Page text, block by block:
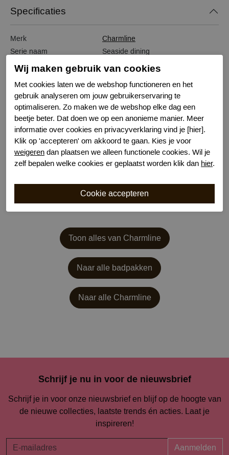
Specificaties
Merk
Charmline
Serie naam
Seaside dining
Leveranciercode
1153 643 443
Bestelcode
Kleur
Blauw
Materiaal
Lycra
Correctieniveau
medium
Wasvoorschrift
handwas
Nachtmode
Verstelbare bandjes
Kenmerk
Voorgevormd met beugel
Toon alles van Charmline
Naar alle badpakken
Naar alle Charmline
Schrijf je nu in voor de nieuwsbrief
Schrijf je in voor onze nieuwsbrief en blijf op de hoogte van
de nieuwe collecties, laatste trends én acties. Laat je
inspireren!
Aanmelden
Wij maken gebruik van cookies
Met cookies laten we de webshop functioneren en het
gebruik analyseren om jouw gebruikerservaring te
optimaliseren. Zo maken we de webshop elke dag een
beetje beter. Dat doen we op een anonieme manier. Meer
informatie over cookies en privacyverklaring vind je [hier].
Klik op 'accepteren' om akkoord te gaan. Kies je voor
weigeren dan plaatsen we alleen functionele cookies. Wil je
zelf bepalen welke cookies er geplaatst worden klik dan hier.